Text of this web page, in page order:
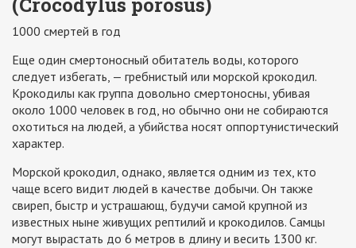
1000 смертей в год
Еще один смертоносный обитатель воды, которого
следует избегать, — гребнистый или морской крокодил.
Крокодилы как группа довольно смертоносны, убивая
около 1000 человек в год, но обычно они не собираются
охотиться на людей, а убийства носят оппортунистический
характер.
Морской крокодил, однако, является одним из тех, кто
чаще всего видит людей в качестве добычи. Он также
свиреп, быстр и устрашающ, будучи самой крупной из
известных ныне живущих рептилий и крокодилов. Самцы
могут вырастать до 6 метров в длину и весить 1300 кг.